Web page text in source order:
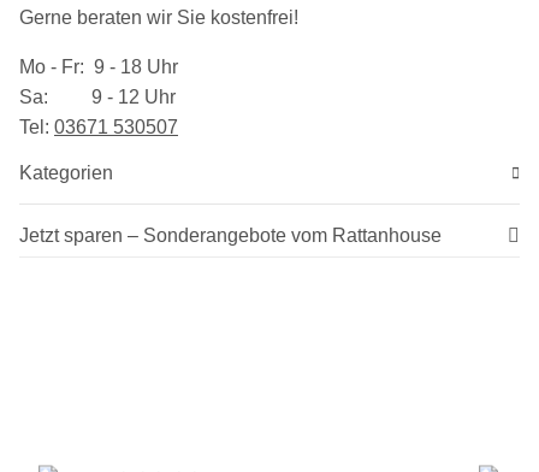
Gerne beraten wir Sie kostenfrei!
Mo - Fr: 9 - 18 Uhr
Sa: 9 - 12 Uhr
Tel: 03​671 530507
Kategorien
Jetzt sparen – Sonderangebote vom Rattanhouse